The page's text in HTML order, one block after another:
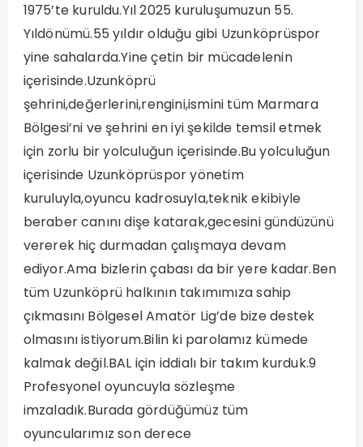
1975’te kuruldu.Yıl 2025 kuruluşumuzun 55.
Yıldönümü.55 yıldır olduğu gibi Uzunköprüspor
yine sahalarda.Yine çetin bir mücadelenin
içerisinde.Uzunköprü
şehrini,değerlerini,rengini,ismini tüm Marmara
Bölgesi’ni ve şehrini en iyi şekilde temsil etmek
için zorlu bir yolculuğun içerisinde.Bu yolculuğun
içerisinde Uzunköprüspor yönetim
kuruluyla,oyuncu kadrosuyla,teknik ekibiyle
beraber canını dişe katarak,gecesini gündüzünü
vererek hiç durmadan çalışmaya devam
ediyor.Ama bizlerin çabası da bir yere kadar.Ben
tüm Uzunköprü halkının takımımıza sahip
çıkmasını Bölgesel Amatör Lig’de bize destek
olmasını istiyorum.Bilin ki parolamız kümede
kalmak değil.BAL için iddialı bir takım kurduk.9
Profesyonel oyuncuyla sözleşme
imzaladık.Burada gördüğümüz tüm
oyuncularımız son derece